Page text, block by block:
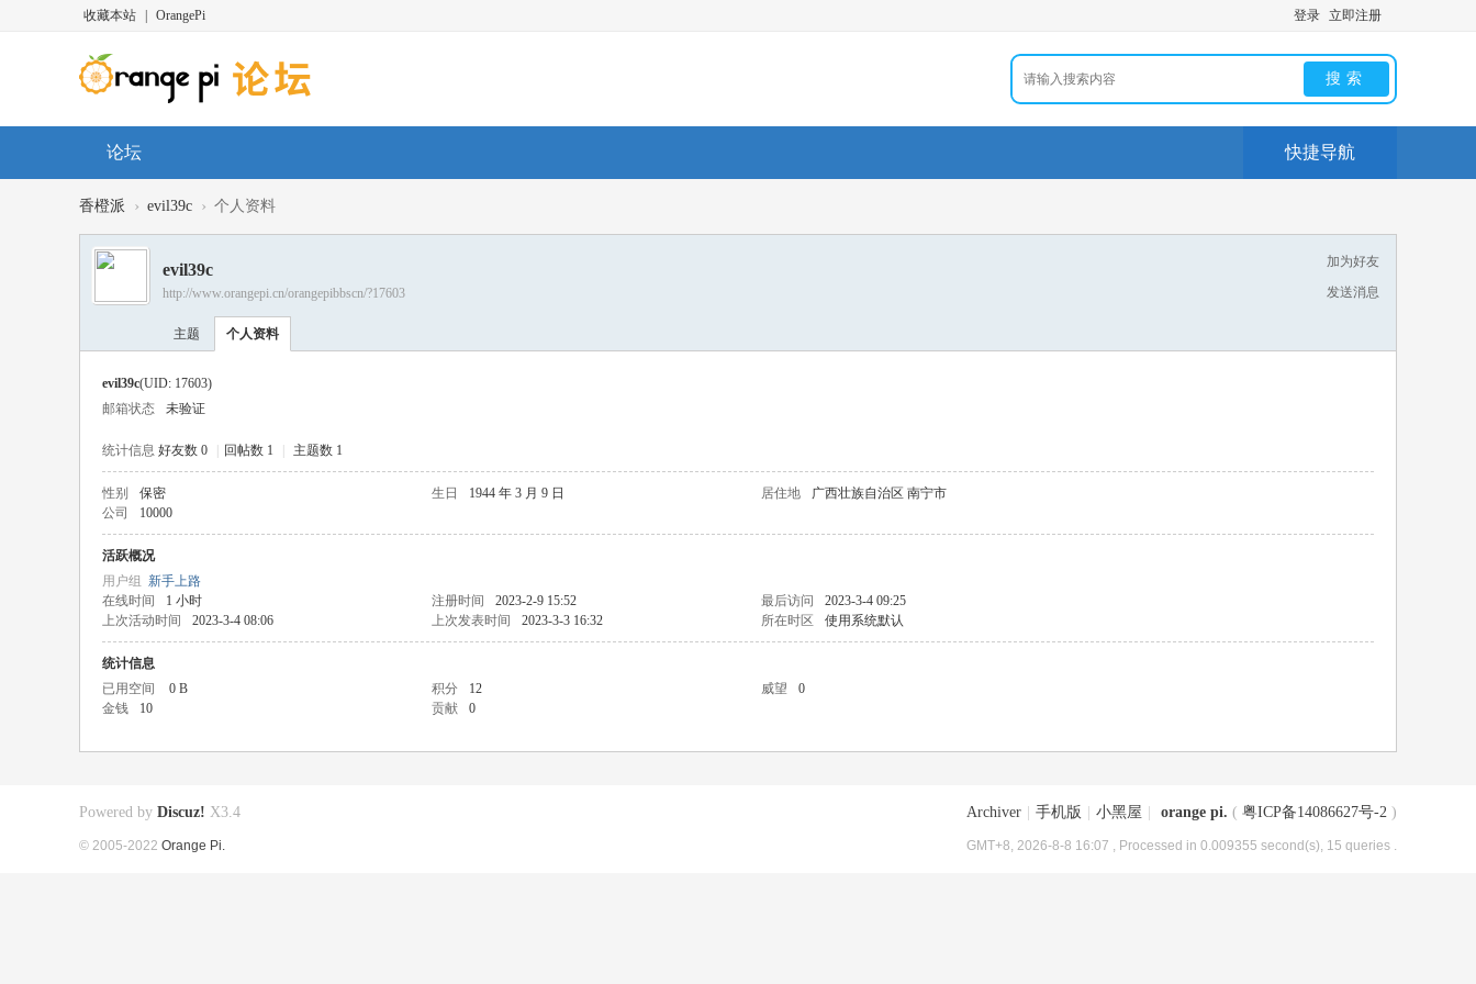
收藏本站 OrangePi 登录 立即注册
搜索
论坛 快捷导航
香橙派 › evil39c › 个人资料
加为好友
发送消息
evil39c
http://www.orangepi.cn/orangepibbscn/?17603
主题 个人资料
evil39c(UID: 17603)
邮箱状态
未验证
统计信息 好友数 0 回帖数 1 主题数 1
性别 保密 生日 1944 年 3 月 9 日 居住地
广西壮族自治区 南宁市
公司
10000
活跃概况
用户组 新手上路
在线时间
1 小时 注册时间 2023-2-9 15:52 最后访问
2023-3-4 09:25
上次活动时间
2023-3-4 08:06 上次发表时间 2023-3-3 16:32 所在时区 使用系统默认
统计信息
已用空间
0 B 积分 12 威望
0
金钱
10 贡献 0
Archiver 手机版 小黑屋 orange pi. ( 粤ICP备14086627号-2 )
GMT+8, 2026-8-8 16:07 , Processed in 0.009355 second(s), 15 queries .
Powered by Discuz! X3.4
© 2005-2022 Orange Pi.